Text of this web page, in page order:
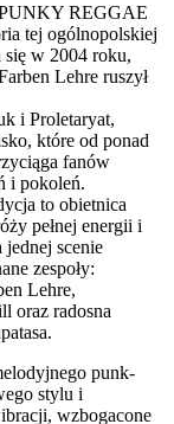
PUNKY REGGAE
tej ogólnopolskiej
się w 2004 roku,
Lehre ruszył
i Proletaryat,
które od ponad
fanów
i pokoleń.
to obietnica
pełnej energii i
jednej scenie
zespoły:
Lehre,
oraz radosna
punk-
stylu i
wzbogacone